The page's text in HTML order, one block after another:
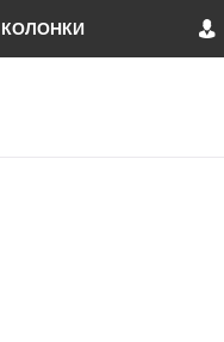
КОЛОНКИ